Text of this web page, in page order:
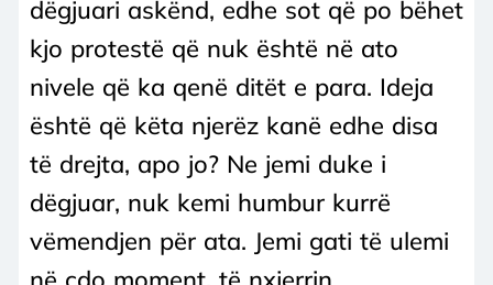
dëgjuari askënd, edhe sot që po bëhet
kjo protestë që nuk është në ato
nivele që ka qenë ditët e para. Ideja
është që këta njerëz kanë edhe disa
të drejta, apo jo? Ne jemi duke i
dëgjuar, nuk kemi humbur kurrë
vëmendjen për ata. Jemi gati të ulemi